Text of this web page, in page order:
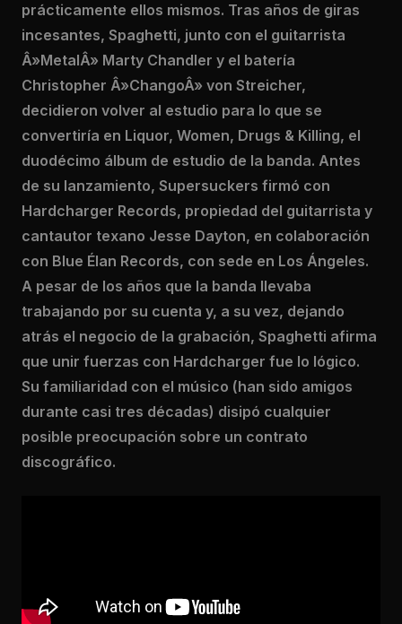
prácticamente ellos mismos. Tras años de giras
incesantes, Spaghetti, junto con el guitarrista
Â»MetalÂ» Marty Chandler y el batería
Christopher Â»ChangoÂ» von Streicher,
decidieron volver al estudio para lo que se
convertiría en Liquor, Women, Drugs & Killing, el
duodécimo álbum de estudio de la banda. Antes
de su lanzamiento, Supersuckers firmó con
Hardcharger Records, propiedad del guitarrista y
cantautor texano Jesse Dayton, en colaboración
con Blue Élan Records, con sede en Los Ángeles.
A pesar de los años que la banda llevaba
trabajando por su cuenta y, a su vez, dejando
atrás el negocio de la grabación, Spaghetti afirma
que unir fuerzas con Hardcharger fue lo lógico.
Su familiaridad con el músico (han sido amigos
durante casi tres décadas) disipó cualquier
posible preocupación sobre un contrato
discográfico.